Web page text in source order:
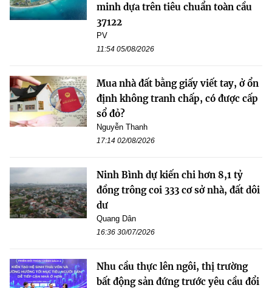
minh dựa trên tiêu chuẩn toàn cầu
37122
PV
11:54 05/08/2026
Mua nhà đất bằng giấy viết tay, ở ổn
định không tranh chấp, có được cấp
sổ đỏ?
Nguyễn Thanh
17:14 02/08/2026
Ninh Bình dự kiến chi hơn 8,1 tỷ
đồng trông coi 333 cơ sở nhà, đất dôi
dư
Quang Dân
16:36 30/07/2026
Nhu cầu thực lên ngôi, thị trường
bất động sản đứng trước yêu cầu đổi